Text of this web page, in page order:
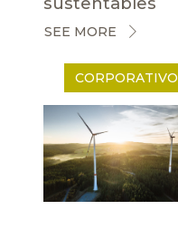
SEE MORE
CORPORATIVO